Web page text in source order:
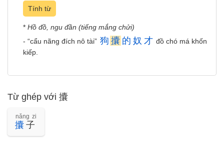
Tính từ
* Hồ đồ, ngu đần (tiếng mắng chửi)
- “cẩu nãng đích nô tài” 狗 攮 的 奴 才 đồ chó má khốn
kiếp.
Từ ghép với 攮
攮 子
nǎng zi